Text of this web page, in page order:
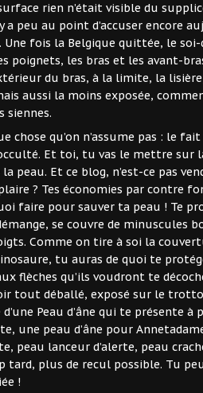
rien n’était visible du
a peu au point d’accuser encore
Une fois la Belgique quittée, le
poignets, les bras et les avant-
du bras, à la limite, la
aussi la moins exposée,
siennes.
chose qu’on n’assume pas : le
Et toi, tu vas le mettre sur
peau. Et ce blog, n’est-ce pas
? Tes économies par contre
faire pour sauver ta peau ! Te
se couvre de minuscules
Comme on tire à soi la
tu auras de quoi te
flèches qu’ils voudront te
tout déballé, exposé sur le
Peau d’âne qui te présente
une peau d’âne pour
peau lanceur d’alerte, peau
tard, plus de recul possible. Tu
!